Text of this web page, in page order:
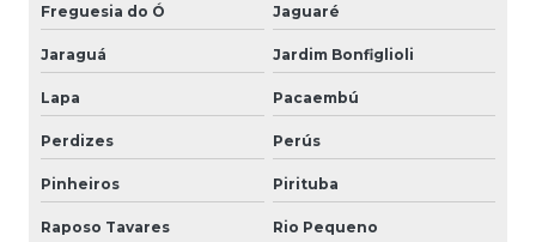
Freguesia do Ó Jaguaré
Jaraguá Jardim Bonfiglioli
Lapa Pacaembú
Perdizes Perús
Pinheiros Pirituba
Raposo Tavares Rio Pequeno